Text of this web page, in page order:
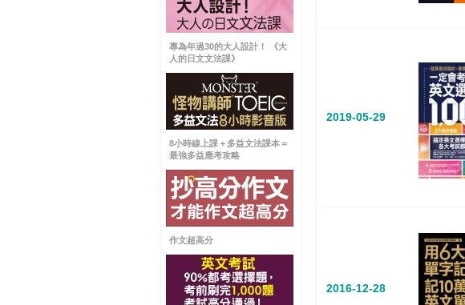
專為年過30的大人設計！ 《大
人的日文文法課》
8小時線上課＋多益文法課本＝
最強多益應考攻略
作文超高分
2019-05-29
2016-12-28